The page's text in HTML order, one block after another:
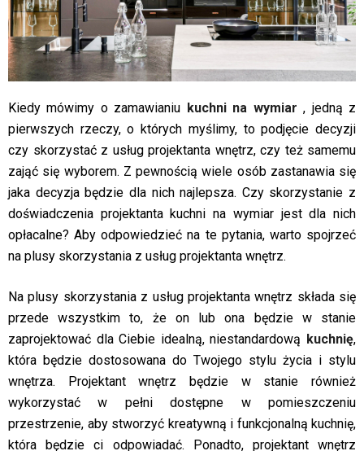
Kiedy mówimy o zamawianiu kuchni na wymiar , jedną z
pierwszych rzeczy, o których myślimy, to podjęcie decyzji
czy skorzystać z usług projektanta wnętrz, czy też samemu
zająć się wyborem. Z pewnością wiele osób zastanawia się
jaka decyzja będzie dla nich najlepsza. Czy skorzystanie z
doświadczenia projektanta kuchni na wymiar jest dla nich
opłacalne? Aby odpowiedzieć na te pytania, warto spojrzeć
na plusy skorzystania z usług projektanta wnętrz.
Na plusy skorzystania z usług projektanta wnętrz składa się
przede wszystkim to, że on lub ona będzie w stanie
zaprojektować dla Ciebie idealną, niestandardową kuchnię,
która będzie dostosowana do Twojego stylu życia i stylu
wnętrza. Projektant wnętrz będzie w stanie również
wykorzystać w pełni dostępne w pomieszczeniu
przestrzenie, aby stworzyć kreatywną i funkcjonalną kuchnię,
która będzie ci odpowiadać. Ponadto, projektant wnętrz